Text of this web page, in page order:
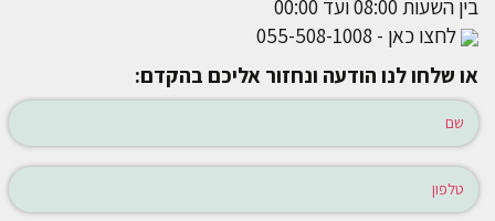
בין השעות 08:00 ועד 00:00
לחצו כאן - 055-508-1008
או שלחו לנו הודעה ונחזור אליכם בהקדם: